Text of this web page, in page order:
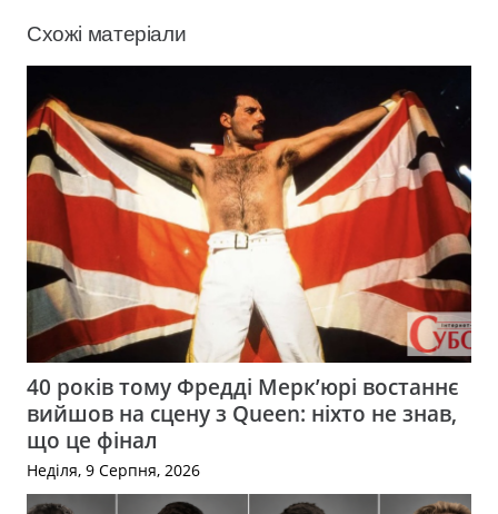
Схожі матеріали
40 років тому Фредді Мерк’юрі востаннє
вийшов на сцену з Queen: ніхто не знав,
що це фінал
Неділя, 9 Серпня, 2026